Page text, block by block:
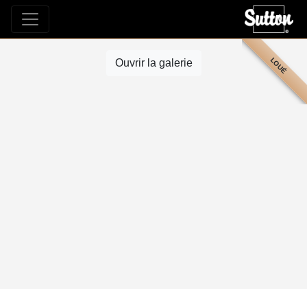
LOUÉ
Ouvrir la galerie